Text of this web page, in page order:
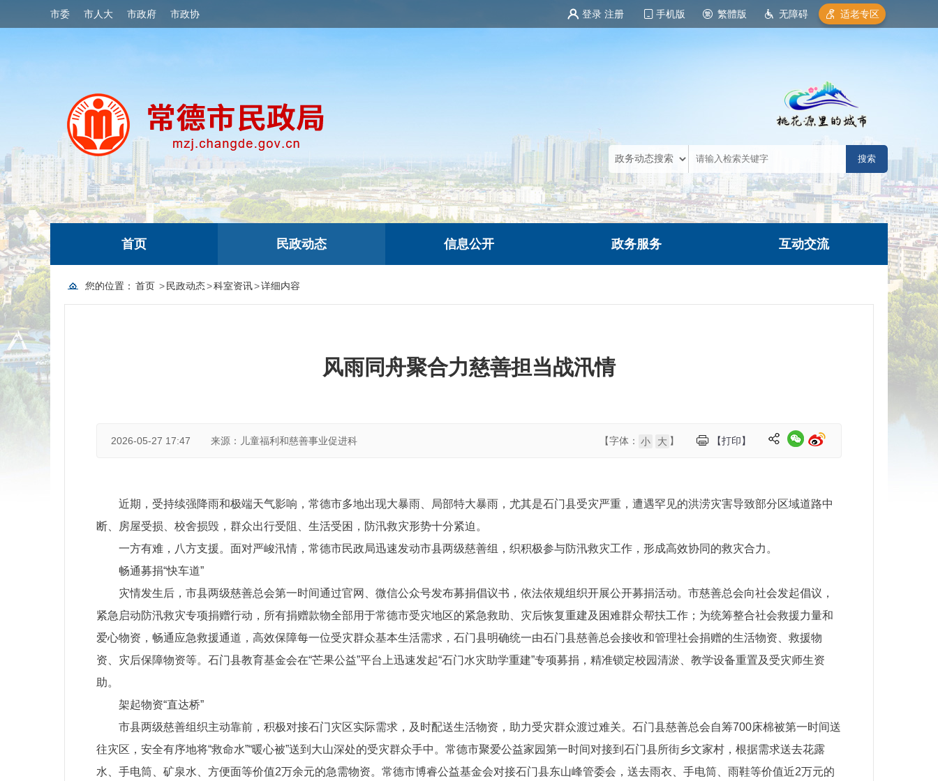
市委 市人大 市政府 市政协 登录 注册 手机版 繁體版 无障碍 适老专区
首页 民政动态 信息公开 政务服务 互动交流
您的位置： 首页 > 民政动态>科室资讯>详细内容
风雨同舟聚合力慈善担当战汛情
2026-05-27 17:47 来源：儿童福利和慈善事业促进科 【打印】
【字体： 小 大 】
近期，受持续强降雨和极端天气影响，常德市多地出现大暴雨、局部特大暴雨，尤其是石门县受灾严重，遭遇罕见的洪涝灾害导致部分区域道路中
断、房屋受损、校舍损毁，群众出行受阻、生活受困，防汛救灾形势十分紧迫。
一方有难，八方支援。面对严峻汛情，常德市民政局迅速发动市县两级慈善组，织积极参与防汛救灾工作，形成高效协同的救灾合力。
畅通募捐“快车道”
灾情发生后，市县两级慈善总会第一时间通过官网、微信公众号发布募捐倡议书，依法依规组织开展公开募捐活动。市慈善总会向社会发起倡议，
紧急启动防汛救灾专项捐赠行动，所有捐赠款物全部用于常德市受灾地区的紧急救助、灾后恢复重建及困难群众帮扶工作；为统筹整合社会救援力量和
爱心物资，畅通应急救援通道，高效保障每一位受灾群众基本生活需求，石门县明确统一由石门县慈善总会接收和管理社会捐赠的生活物资、救援物
资、灾后保障物资等。石门县教育基金会在“芒果公益”平台上迅速发起“石门水灾助学重建”专项募捐，精准锁定校园清淤、教学设备重置及受灾师生资
助。
架起物资“直达桥”
市县两级慈善组织主动靠前，积极对接石门灾区实际需求，及时配送生活物资，助力受灾群众渡过难关。石门县慈善总会自筹700床棉被第一时间送
往灾区，安全有序地将“救命水”“暖心被”送到大山深处的受灾群众手中。常德市聚爱公益家园第一时间对接到石门县所街乡文家村，根据需求送去花露
水、手电筒、矿泉水、方便面等价值2万余元的急需物资。常德市博睿公益基金会对接石门县东山峰管委会，送去雨衣、手电筒、雨鞋等价值近2万元的